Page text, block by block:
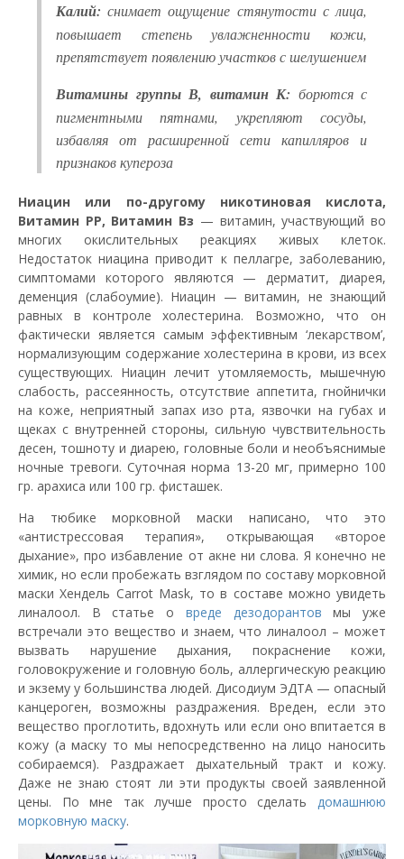
Калий: снимает ощущение стянутости с лица,
повышает степень увлажненности кожи,
препятствует появлению участков с шелушением
Витамины группы В, витамин К: борются с
пигментными пятнами, укрепляют сосуды,
избавляя от расширенной сети капилляров и
признаков купероза
Ниацин или по-другому никотиновая кислота,
Витамин PP, Витамин Вз — витамин, участвующий во
многих окислительных реакциях живых клеток.
Недостаток ниацина приводит к пеллагре, заболеванию,
симптомами которого являются — дерматит, диарея,
деменция (слабоумие). Ниацин — витамин, не знающий
равных в контроле холестерина. Возможно, что он
фактически является самым эффективным ‘лекарством’,
нормализующим содержание холестерина в крови, из всех
существующих. Ниацин лечит утомляемость, мышечную
слабость, рассеянность, отсутствие аппетита, гнойнички
на коже, неприятный запах изо рта, язвочки на губах и
щеках с внутренней стороны, сильную чувствительность
десен, тошноту и диарею, головные боли и необъяснимые
ночные тревоги. Суточная норма 13-20 мг, примерно 100
гр. арахиса или 100 гр. фисташек.
На тюбике морковной маски написано, что это
«антистрессовая терапия», открывающая «второе
дыхание», про избавление от акне ни слова. Я конечно не
химик, но если пробежать взглядом по составу морковной
маски Хендель Carrot Mask, то в составе можно увидеть
линалоол. В статье о вреде дезодорантов мы уже
встречали это вещество и знаем, что линалоол – может
вызвать нарушение дыхания, покраснение кожи,
головокружение и головную боль, аллергическую реакцию
и экзему у большинства людей. Дисодиум ЭДТА — опасный
канцероген, возможны раздражения. Вреден, если это
вещество проглотить, вдохнуть или если оно впитается в
кожу (а маску то мы непосредственно на лицо наносить
собираемся). Раздражает дыхательный тракт и кожу.
Даже не знаю стоят ли эти продукты своей заявленной
цены. По мне так лучше просто сделать домашнюю
морковную маску.